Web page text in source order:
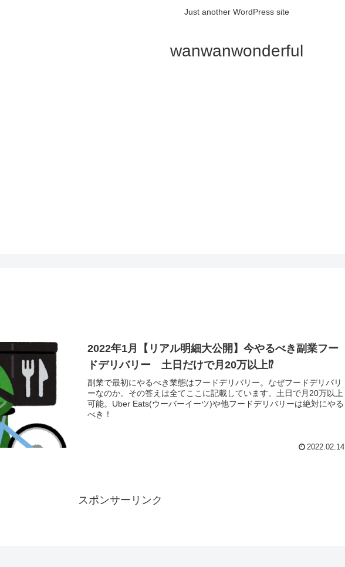
Just another WordPress site
wanwanwonderful
2022年1月【リアル明細大公開】今やるべき副業フー
ドデリバリー 土日だけで月20万以上⁉
副業で最初にやるべき業態はフードデリバリー。なぜフードデリバリ
ーなのか。その答えは全てここに記載しています。土日で月20万以上
可能。Uber Eats(ウーバーイーツ)や他フードデリバリーは絶対にやる
べき！
2022.02.14
スポンサーリンク